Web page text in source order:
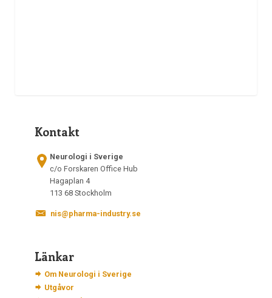
Kontakt
Neurologi i Sverige
c/o Forskaren Office Hub
Hagaplan 4
113 68 Stockholm
nis@pharma-industry.se
Länkar
Om Neurologi i Sverige
Utgåvor